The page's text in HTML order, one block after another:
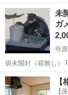
姿のラムちゃんです
UFOキャッチャーで
押入れの段ボールに
茨城 取手市
未
ガ
寺
袋未開封（箱無し）
ィギュア２ 大怪獣
説明書付き 他にも同シリーズならびにゴジラ等も出品しております｡
まとめ買いのみ割引
茨城 取手市
【